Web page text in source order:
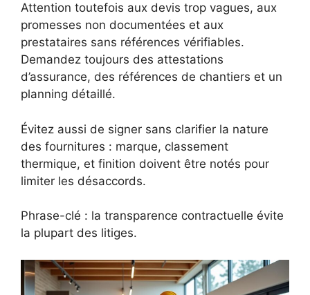
Attention toutefois aux devis trop vagues, aux
promesses non documentées et aux
prestataires sans références vérifiables.
Demandez toujours des attestations
d’assurance, des références de chantiers et un
planning détaillé.
Évitez aussi de signer sans clarifier la nature
des fournitures : marque, classement
thermique, et finition doivent être notés pour
limiter les désaccords.
Phrase-clé : la transparence contractuelle évite
la plupart des litiges.